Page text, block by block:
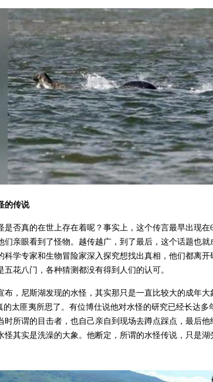
的传说
是否真的在世上存在着呢？事实上，这个传言最早出现
们亲眼看到了怪物。越传越广，到了最后，这个话题也就
科学专家和生物冒险家深入探究想找出真相，他们都离
五花八门，各种猜测都没有得到人们的认可。
布，尼斯湖发现的水怪，其实那只是一直比较大的成年
的太匪夷所思了。有位博仕说他对水怪的研究已经长达多
时所谓的目击者，也自己亲自到现场去蹲点踩点，最后
怪其实是洗澡的大象。他断定，所谓的水怪传说，只是